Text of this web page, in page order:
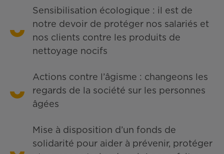
Sensibilisation écologique : il est de
notre devoir de protéger nos salariés et
nos clients contre les produits de
nettoyage nocifs
Actions contre l’âgisme : changeons les
regards de la société sur les personnes
âgées
Mise à disposition d’un fonds de
solidarité pour aider à prévenir, protéger